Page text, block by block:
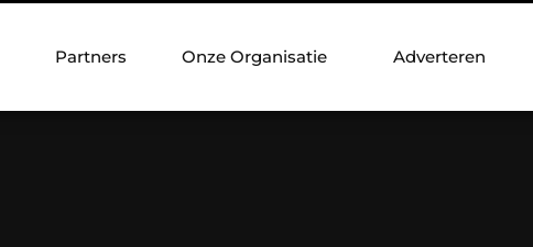
Partners Onze Organisatie Adverteren